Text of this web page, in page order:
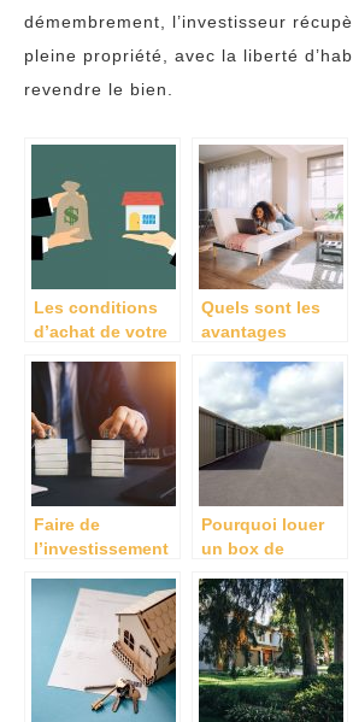
démembrement, l’investisseur
pleine propriété, avec la liberté
revendre le bien.
Les conditions
d’achat de votre
Quels sont les
avantages
immobilier neuf ?
Faire de
l’investissement
réussir ?
Pourquoi louer
un box de